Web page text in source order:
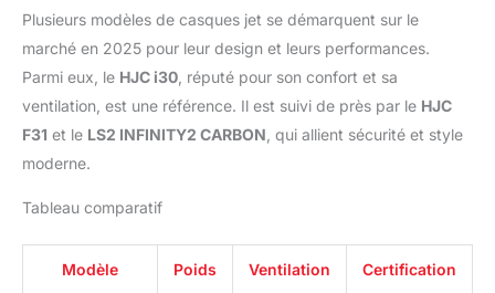
Plusieurs modèles de casques jet se démarquent sur le
marché en 2025 pour leur design et leurs performances.
Parmi eux, le HJC i30 , réputé pour son confort et sa
ventilation, est une référence. Il est suivi de près par le HJC
F31 et le LS2 INFINITY2 CARBON , qui allient sécurité et style
moderne.
Tableau comparatif
Modèle Poids Ventilation Certification